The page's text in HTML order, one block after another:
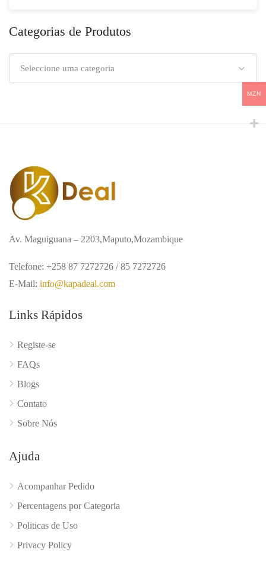
Categorias de Produtos
Seleccione uma categoria
Av. Maguiguana – 2203,Maputo,Mozambique
Telefone: +258 87 7272726 / 85 7272726
E-Mail: info@kapadeal.com
Links Rápidos
Registe-se
FAQs
Blogs
Contato
Sobre Nós
Ajuda
Acompanhar Pedido
Percentagens por Categoria
Politicas de Uso
Privacy Policy
MZN